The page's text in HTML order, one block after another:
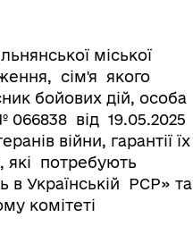
міської
сім'я якого
бойових дій, особа
066838 від 19.05.2025
війни, гарантії їх
які потребують
Українській РСР» та
комітеті